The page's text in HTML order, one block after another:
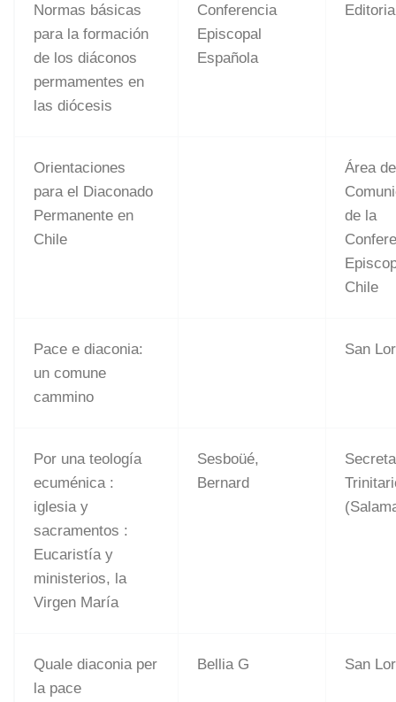
Normas básicas
para la formación
de los diáconos
permamentes en
las diócesis
Conferencia
Episcopal
Española
Orientaciones
para el Diaconado
Permanente en
Chile
Área de
de la
Chile
Pace e diaconia:
un comune
cammino
San
Por una teología
ecuménica :
iglesia y
sacramentos :
Eucaristía y
ministerios, la
Virgen María
Sesboüé,
Bernard
Quale diaconia per
la pace
Bellia G San